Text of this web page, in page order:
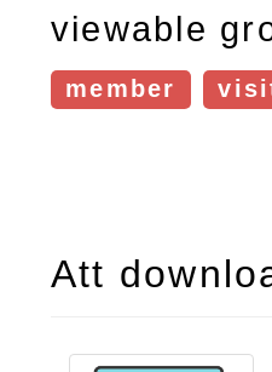
viewable
member
Att